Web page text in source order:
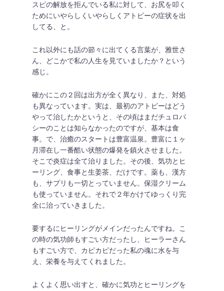
スピの解放を拒んでいる私に対して、お尻を叩く
ためにいやらしくいやらしくアトピーの症状を出
してる、と。
これ以外にも話の節々に出てくる言葉が、雅世さ
ん、どこかで私の人生を見ていましたか？という
感じ。
確かにこの２回は出方が全く異なり、また、対処
も異なっています。実は、最初のアトピーはどう
やって治したかというと、その頃はまだチュロパ
シーのことは知らなかったのですが、基本は食
事。で、治癒のスタートは豊富温泉。豊富に１ヶ
月滞在し一番酷い状態の爆発を鎮火させました。
そこで炎症は全て治りました。その後、気功とヒ
ーリング、食事と生姜茶、だけです。薬も、漢方
も、サプリも一切とっていません。保湿クリーム
も使っていません。それで２年かけてゆっくり完
全に治っていきました。
要するにヒーリングがメインだったんですね。こ
の時の気功師もすごい方だったし、ヒーラーさん
もすごい方で、カピカピだった私の魂に水を与
え、栄養を与えてくれました。
よくよく思い出すと、確かに気功とヒーリングを